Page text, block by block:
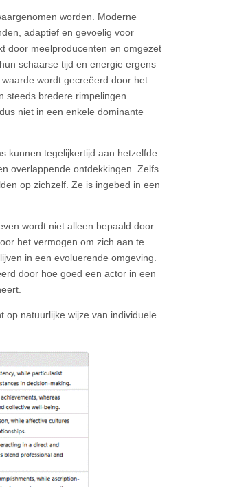
worden. Moderne
adaptief en gevoelig voor
door meelproducenten en omgezet
schaarse tijd en energie ergens
wordt gecreëerd door het
steeds bredere rimpelingen
niet in een enkele dominante
kunnen tegelijkertijd aan hetzelfde
overlappende ontdekkingen. Zelfs
op zichzelf. Ze is ingebed in een
wordt niet alleen bepaald door
het vermogen om zich aan te
in een evoluerende omgeving.
door hoe goed een actor in een
op natuurlijke wijze van individuele